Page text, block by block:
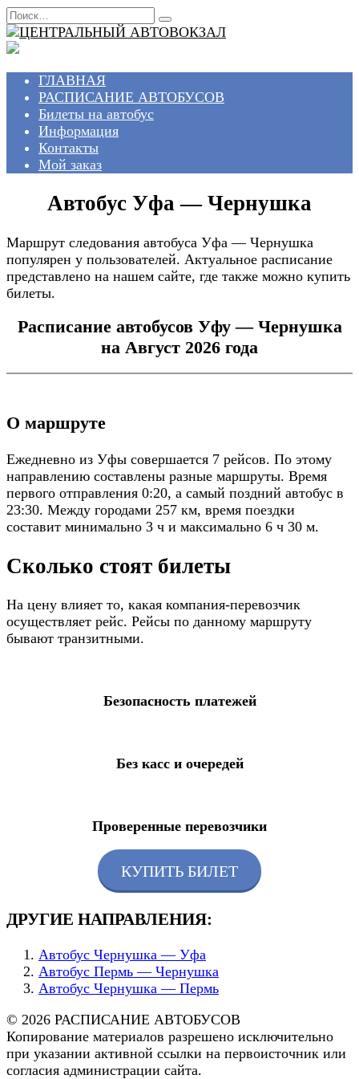
Перейти
к
содержанию
Search
for:
ГЛАВНАЯ
РАСПИСАНИЕ АВТОБУСОВ
Билеты на автобус
Информация
Контакты
Мой заказ
Автобус Уфа — Чернушка
Маршрут следования автобуса Уфа — Чернушка
популярен у пользователей. Актуальное расписание
представлено на нашем сайте, где также можно купить
билеты.
Расписание автобусов Уфу — Чернушка
на Август 2026 года
О маршруте
Ежедневно из Уфы совершается 7 рейсов. По этому
направлению составлены разные маршруты. Время
первого отправления 0:20, а самый поздний автобус в
23:30. Между городами 257 км, время поездки
составит минимально 3 ч и максимально 6 ч 30 м.
Сколько стоят билеты
На цену влияет то, какая компания-перевозчик
осуществляет рейс. Рейсы по данному маршруту
бывают транзитными.
Безопасность платежей
Без касс и очередей
Проверенные перевозчики
КУПИТЬ БИЛЕТ
ДРУГИЕ НАПРАВЛЕНИЯ:
Автобус Чернушка — Уфа
Автобус Пермь — Чернушка
Автобус Чернушка — Пермь
© 2026 РАСПИСАНИЕ АВТОБУСОВ
Копирование материалов разрешено исключительно
при указании активной ссылки на первоисточник или
согласия администрации сайта.